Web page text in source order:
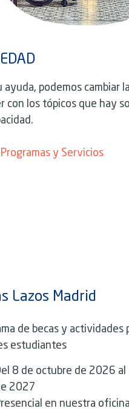
ayuda, podemos cambiar
con los tópicos que hay
y Servicios
Lazos Madrid
de becas y actividades
estudiantes
8 de octubre de 2026
2027
en nuestra